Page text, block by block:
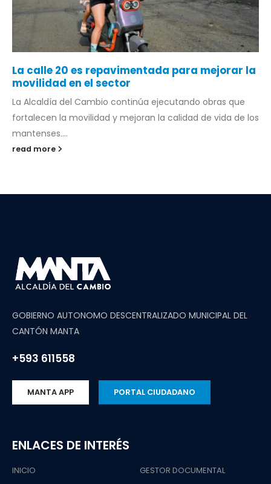
La calle 20 es repavimentada para mejorar la
movilidad en el sector
La Alcaldía del Cambio continúa ejecutando obras que
fortalecen la movilidad y mejoran la calidad de vida de los
mantenses....
read more
GOBIERNO AUTONOMO DESCENTRALIZADO MUNICIPAL DEL
CANTÓN MANTA
+593 611558
MANTA APP PORTAL CIUDADANO
ENLACES DE INTERÉS
INICIO GESTOR DOCUMENTAL